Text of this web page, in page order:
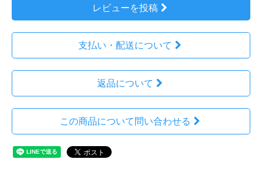
レビューを投稿
支払い・配送について
返品について
この商品について問い合わせる